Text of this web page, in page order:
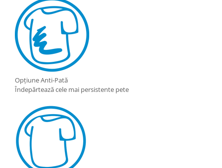
Opțiune Anti-Pată
Îndepărtează cele mai persistente pete